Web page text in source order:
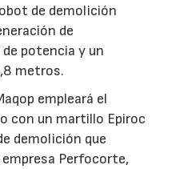
de demolición
de
de potencia y un
metros.
empleará el
con un martillo Epiroc
demolición que
Perfocorte,